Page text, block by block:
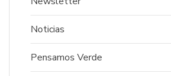
Noticias
Pensamos Verde